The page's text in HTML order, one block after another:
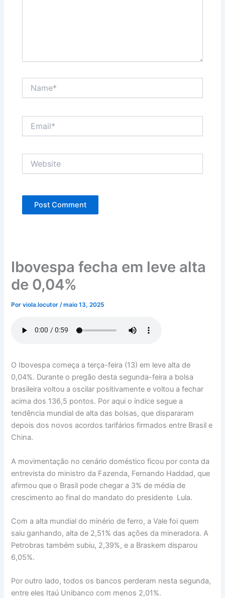
Ibovespa fecha em leve alta
de 0,04%
Porviola.locutor/maio 13, 2025
O Ibovespa começa a terça-feira (13) em leve alta de
0,04%. Durante o pregão desta segunda-feira a bolsa
brasileira voltou a oscilar positivamente e voltou a fechar
acima dos 136,5 pontos. Por aqui o índice segue a
tendência mundial de alta das bolsas, que dispararam
depois dos novos acordos tarifários firmados entre Brasil e
China.
A movimentação no cenário doméstico ficou por conta da
entrevista do ministro da Fazenda, Fernando Haddad, que
afirmou que o Brasil pode chegar a 3% de média de
crescimento ao final do mandato do presidente Lula.
Com a alta mundial do minério de ferro, a Vale foi quem
saiu ganhando, alta de 2,51% das ações da mineradora. A
Petrobras também subiu, 2,39%, e a Braskem disparou
6,05%.
Por outro lado, todos os bancos perderam nesta segunda,
entre eles Itaú Unibanco com menos 2,01%.